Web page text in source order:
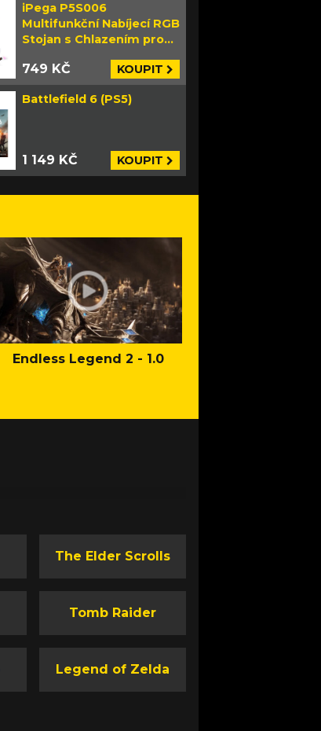
iPega P5S006
Multifunkční Nabíjecí RGB
Stojan s Chlazením pro
749 KČ KOUPIT
Battlefield 6 (PS5)
1 149 KČ KOUPIT
Endless Legend 2 - 1.0
The Elder Scrolls
Tomb Raider
Legend of Zelda